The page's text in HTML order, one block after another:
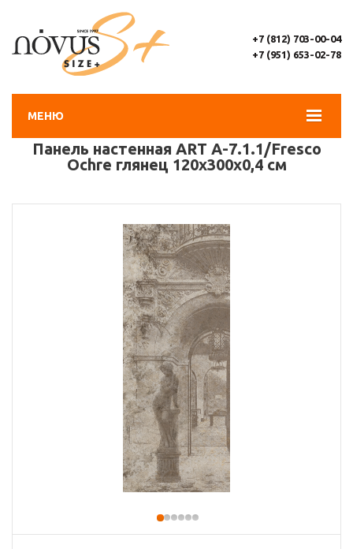
МЕНЮ
+7 (812) 703-00-04
+7 (951) 653-02-78
Панель настенная ART A-7.1.1/Fresco
Ochre глянец 120х300x0,4 см